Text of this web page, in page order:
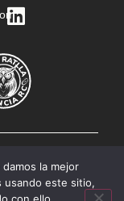
la mejor
usando este sitio,